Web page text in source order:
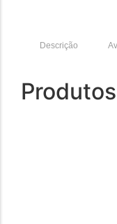
Descrição